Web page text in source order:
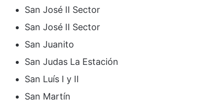
San José II Sector
San José II Sector
San Juanito
San Judas La Estación
San Luís I y II
San Martín